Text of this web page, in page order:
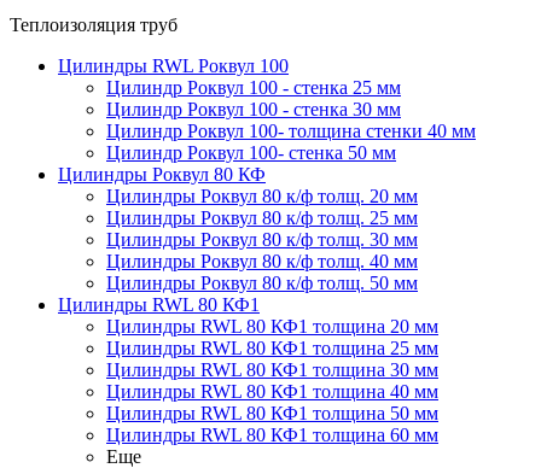
Теплоизоляция труб
Цилиндры RWL Роквул 100
Цилиндр Роквул 100 - стенка 25 мм
Цилиндр Роквул 100 - стенка 30 мм
Цилиндр Роквул 100- толщина стенки 40 мм
Цилиндр Роквул 100- стенка 50 мм
Цилиндры Роквул 80 КФ
Цилиндры Роквул 80 к/ф толщ. 20 мм
Цилиндры Роквул 80 к/ф толщ. 25 мм
Цилиндры Роквул 80 к/ф толщ. 30 мм
Цилиндры Роквул 80 к/ф толщ. 40 мм
Цилиндры Роквул 80 к/ф толщ. 50 мм
Цилиндры RWL 80 КФ1
Цилиндры RWL 80 КФ1 толщина 20 мм
Цилиндры RWL 80 КФ1 толщина 25 мм
Цилиндры RWL 80 КФ1 толщина 30 мм
Цилиндры RWL 80 КФ1 толщина 40 мм
Цилиндры RWL 80 КФ1 толщина 50 мм
Цилиндры RWL 80 КФ1 толщина 60 мм
Еще